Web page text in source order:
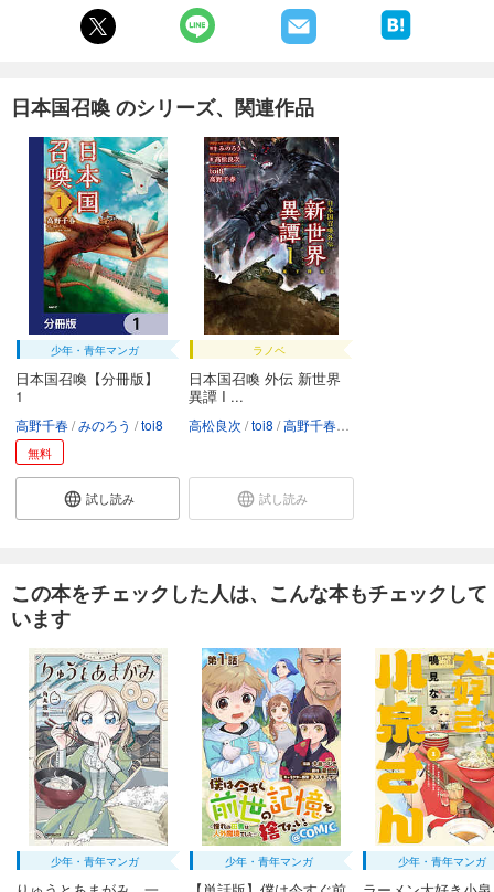
日本国召喚 のシリーズ、関連作品
少年・青年マンガ
日本国召喚【分冊版】
1
高野千春 みのろう toi8
無料
試し読み
ラノベ
日本国召喚 外伝 新世界
異譚 I ...
高松良次 toi8 高野千春
試し読み
この本をチェックした人は、こんな本もチェックして
います
少年・青年マンガ 少年・青年マンガ 少年・青年マンガ